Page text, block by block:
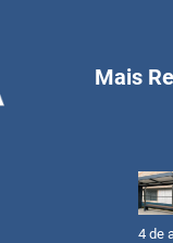
Mais
4 de